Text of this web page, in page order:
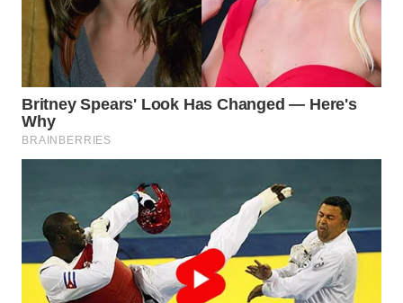
WAHANA
INFRASTRUKTUR
WAHANA
KONSUMEN
WAHANA
LISTRIK
WAHANA
TRAVEL
WAHANA
TV